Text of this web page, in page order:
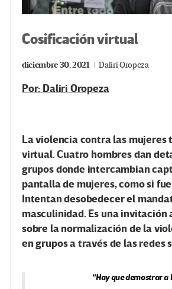
Cosificación virtual
diciembre 30, 2021 Daliri Oropeza
Por: Daliri Oropeza
La violencia contra las mujeres
virtual. Cuatro hombres dan
grupos donde intercambian
pantalla de mujeres, como si
Intentan desobedecer el
masculinidad. Es una invitación
sobre la normalización de la
en grupos a través de las redes
“Hay que demostrar a